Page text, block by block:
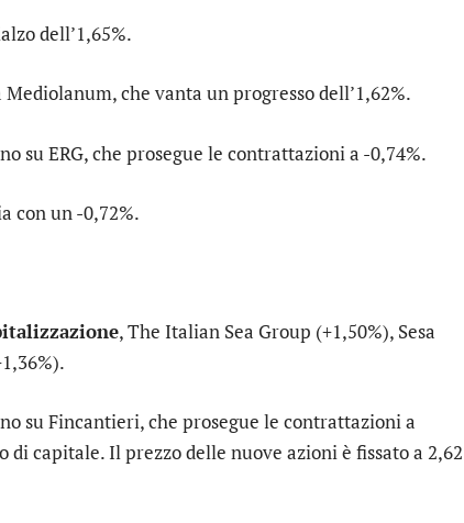
dell’1,65%.
Mediolanum, che vanta un progresso dell’1,62%.
su ERG, che prosegue le contrattazioni a -0,74%.
con un -0,72%.
,The Italian Sea Group (+1,50%), Sesa
suFincantieri, che prosegue le contrattazioni a
capitale. Il prezzo delle nuove azioni è fissato a 2,62